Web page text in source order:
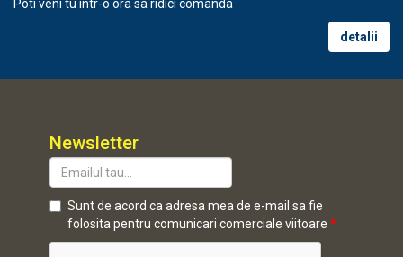
Poti veni tu intr-o ora sa ridici comanda
detalii
Newsletter
Sunt de acord ca adresa mea de e-mail sa fie
folosita pentru comunicari comerciale viitoare *